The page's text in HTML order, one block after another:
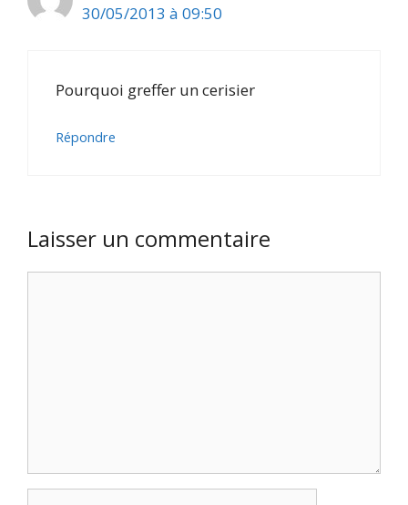
30/05/2013 à 09:50
Pourquoi greffer un cerisier
Répondre
Laisser un commentaire